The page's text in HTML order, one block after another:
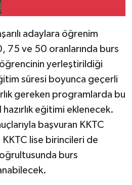
adaylara öğrenim
75 ve 50 oranlarında burs
yerleştirildiği
süresi boyunca geçerli
gereken programlarda bu
eğitimi eklenecek.
başvuran KKTC
lise birincileri de
burs